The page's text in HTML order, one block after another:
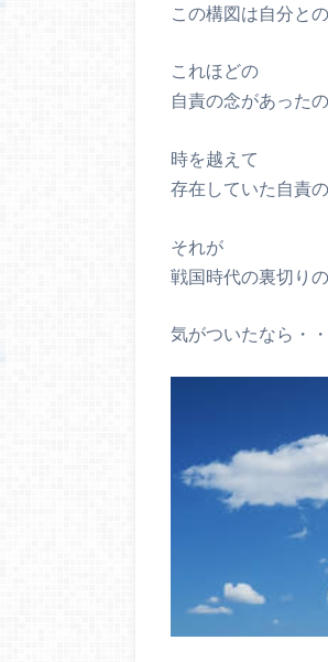
この構図は自分と
これほどの
自責の念があった
時を越えて
存在していた自責
それが
戦国時代の裏切り
気がついたなら